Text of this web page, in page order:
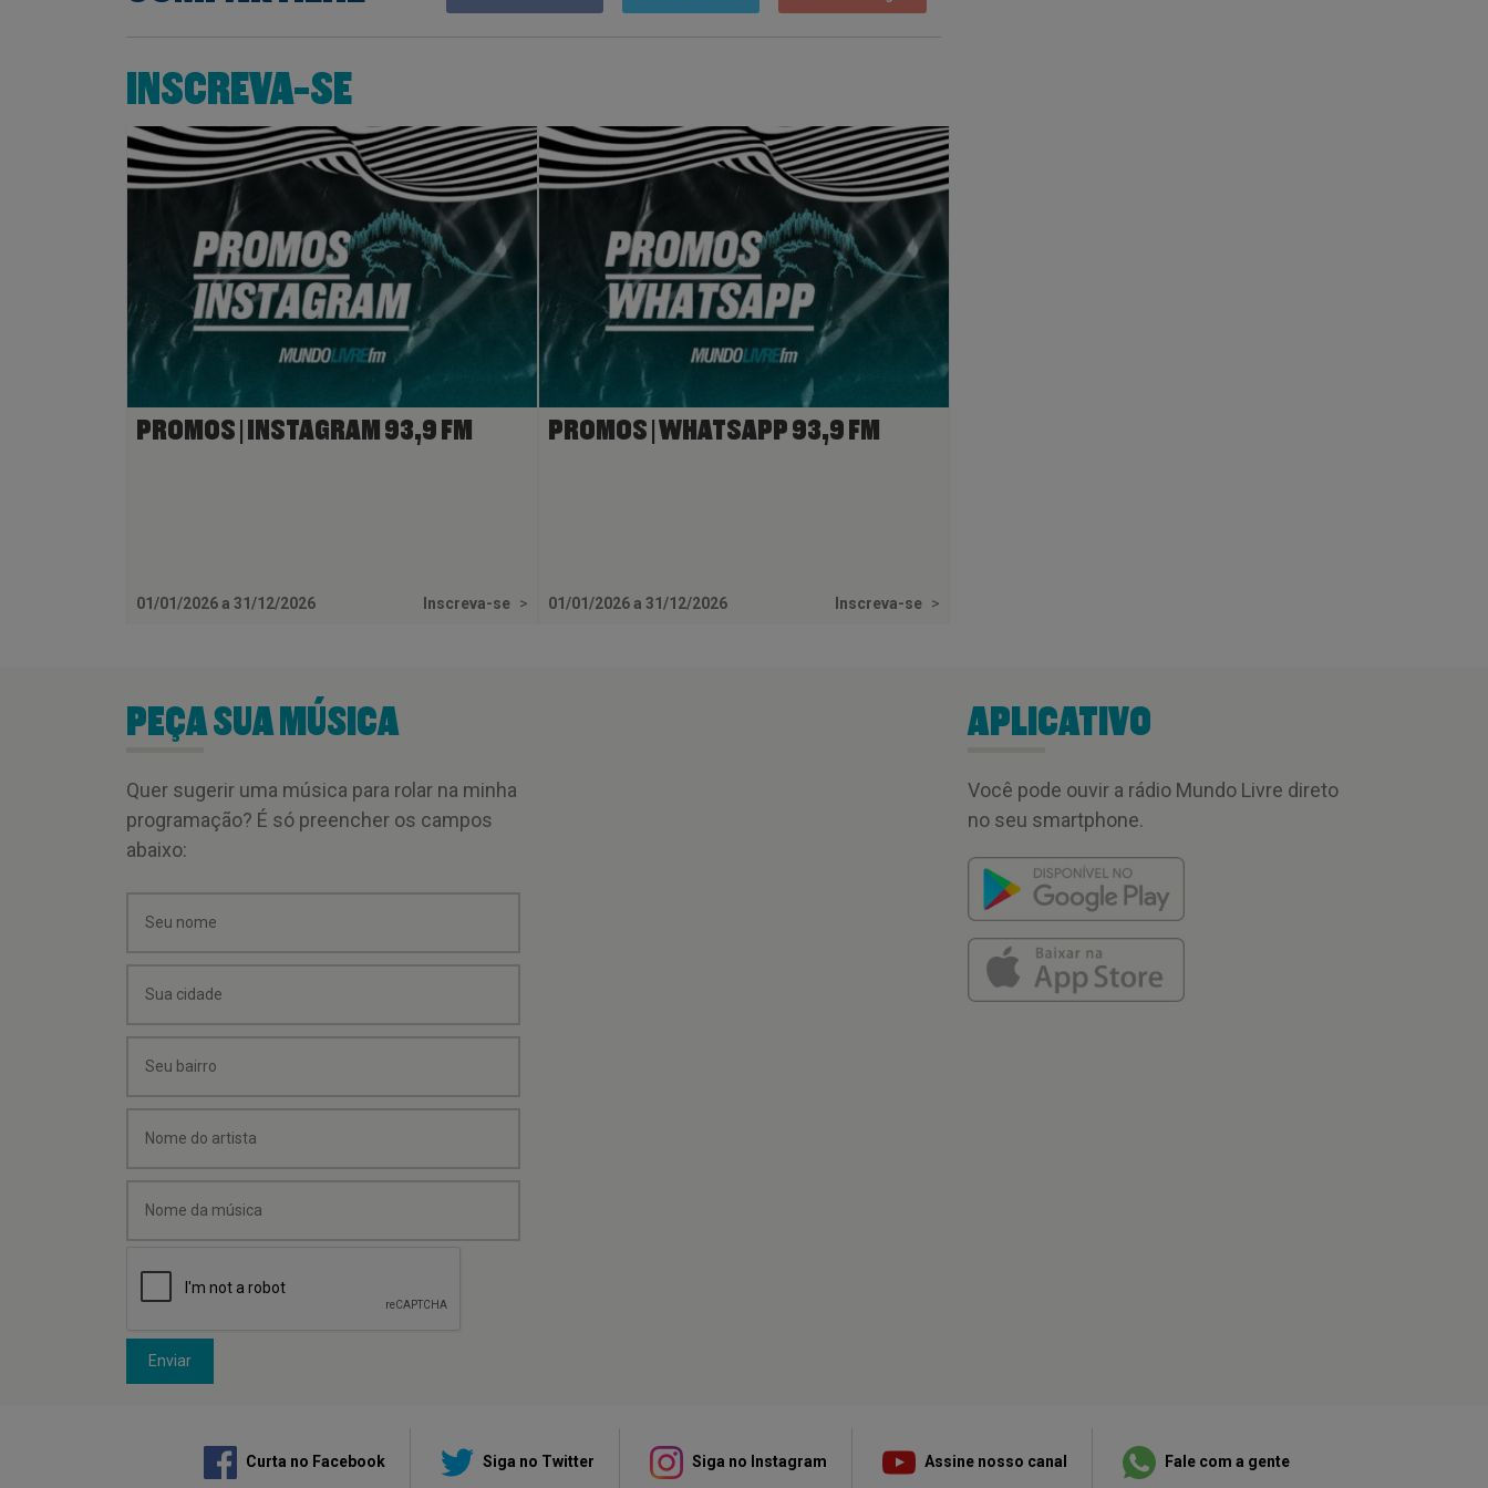
INSCREVA-SE
PROMOS | INSTAGRAM 93,9 FM
01/01/2026 a 31/12/2026 Inscreva-se >
PROMOS | WHATSAPP 93,9 FM
01/01/2026 a 31/12/2026 Inscreva-se >
PEÇA SUA MÚSICA
Quer sugerir uma música para rolar na minha
programação? É só preencher os campos
abaixo:
Enviar
APLICATIVO
Você pode ouvir a rádio Mundo Livre direto
no seu smartphone.
Curta no Facebook Siga no Twitter Siga no Instagram Assine nosso canal Fale com a gente